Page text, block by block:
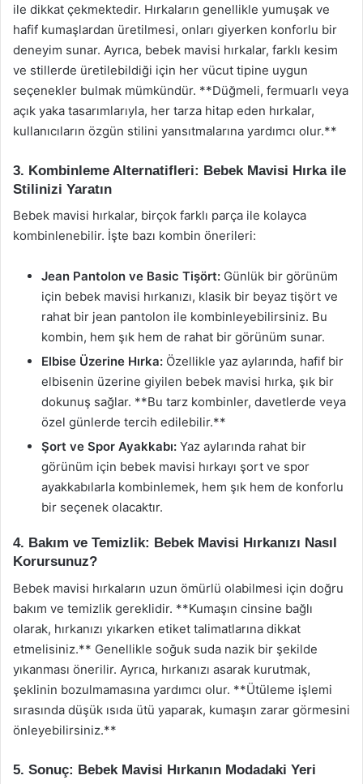
ile dikkat çekmektedir. Hırkaların genellikle yumuşak ve
hafif kumaşlardan üretilmesi, onları giyerken konforlu bir
deneyim sunar. Ayrıca, bebek mavisi hırkalar, farklı kesim
ve stillerde üretilebildiği için her vücut tipine uygun
seçenekler bulmak mümkündür. **Düğmeli, fermuarlı veya
açık yaka tasarımlarıyla, her tarza hitap eden hırkalar,
kullanıcıların özgün stilini yansıtmalarına yardımcı olur.**
3. Kombinleme Alternatifleri: Bebek Mavisi Hırka ile
Stilinizi Yaratın
Bebek mavisi hırkalar, birçok farklı parça ile kolayca
kombinlenebilir. İşte bazı kombin önerileri:
Jean Pantolon ve Basic Tişört: Günlük bir görünüm
için bebek mavisi hırkanızı, klasik bir beyaz tişört ve
rahat bir jean pantolon ile kombinleyebilirsiniz. Bu
kombin, hem şık hem de rahat bir görünüm sunar.
Elbise Üzerine Hırka: Özellikle yaz aylarında, hafif bir
elbisenin üzerine giyilen bebek mavisi hırka, şık bir
dokunuş sağlar. **Bu tarz kombinler, davetlerde veya
özel günlerde tercih edilebilir.**
Şort ve Spor Ayakkabı: Yaz aylarında rahat bir
görünüm için bebek mavisi hırkayı şort ve spor
ayakkabılarla kombinlemek, hem şık hem de konforlu
bir seçenek olacaktır.
4. Bakım ve Temizlik: Bebek Mavisi Hırkanızı Nasıl
Korursunuz?
Bebek mavisi hırkaların uzun ömürlü olabilmesi için doğru
bakım ve temizlik gereklidir. **Kumaşın cinsine bağlı
olarak, hırkanızı yıkarken etiket talimatlarına dikkat
etmelisiniz.** Genellikle soğuk suda nazik bir şekilde
yıkanması önerilir. Ayrıca, hırkanızı asarak kurutmak,
şeklinin bozulmamasına yardımcı olur. **Ütüleme işlemi
sırasında düşük ısıda ütü yaparak, kumaşın zarar görmesini
önleyebilirsiniz.**
5. Sonuç: Bebek Mavisi Hırkanın Modadaki Yeri